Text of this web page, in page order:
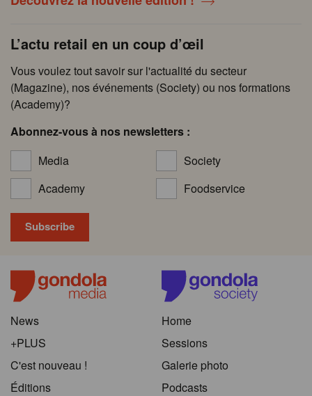
L’actu retail en un coup d’œil
Vous voulez tout savoir sur l'actualité du secteur
(Magazine), nos événements (Society) ou nos formations
(Academy)?
Abonnez-vous à nos newsletters :
Media
Society
Academy
Foodservice
News
+PLUS
C'est nouveau !
Éditions
Home
Sessions
Galerie photo
Podcasts